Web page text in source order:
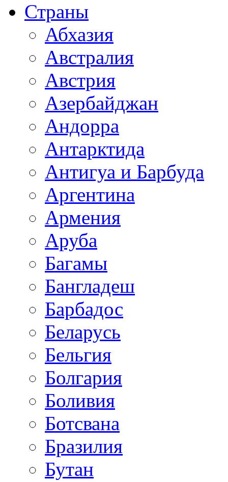
Страны
Абхазия
Австралия
Австрия
Азербайджан
Андорра
Антарктида
Антигуа и Барбуда
Аргентина
Армения
Аруба
Багамы
Бангладеш
Барбадос
Беларусь
Бельгия
Болгария
Боливия
Ботсвана
Бразилия
Бутан